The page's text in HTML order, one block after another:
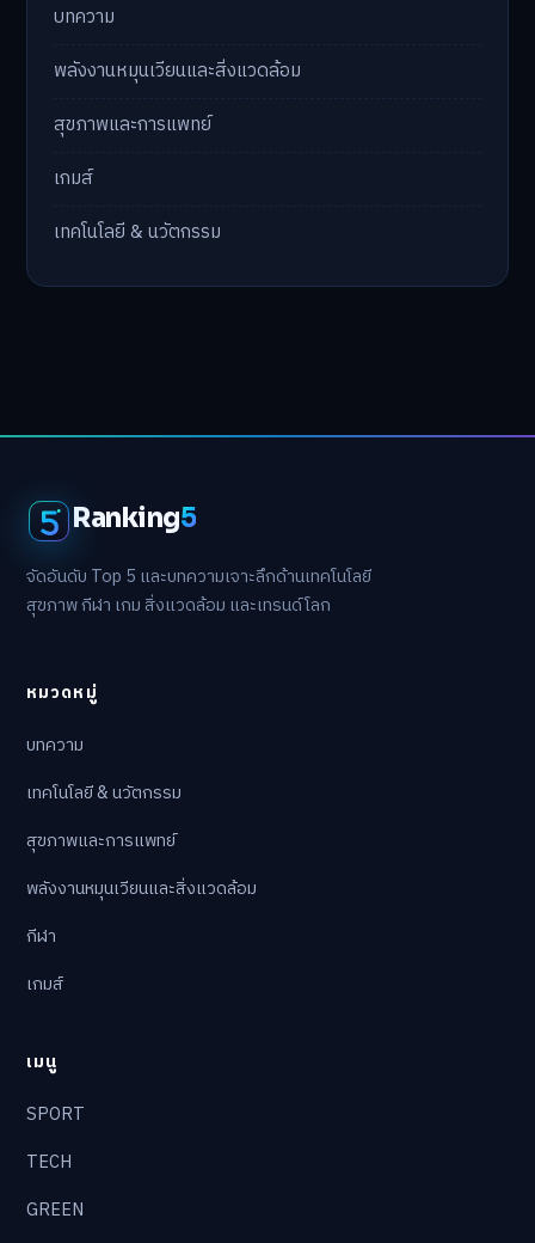
บทความ
พลังงานหมุนเวียนและสิ่งแวดล้อม
สุขภาพและการแพทย์
เกมส์
เทคโนโลยี & นวัตกรรม
Ranking5
จัดอันดับ Top 5 และบทความเจาะลึกด้านเทคโนโลยี
สุขภาพ กีฬา เกม สิ่งแวดล้อม และเทรนด์โลก
หมวดหมู่
บทความ
เทคโนโลยี & นวัตกรรม
สุขภาพและการแพทย์
พลังงานหมุนเวียนและสิ่งแวดล้อม
กีฬา
เกมส์
เมนู
SPORT
TECH
GREEN